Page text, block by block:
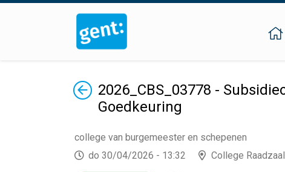
Terug2026_CBS_03778 -
Goedkeuring
college van burgemeester en schepenen
do 30/04/2026 - 13:32
College Raadzaal